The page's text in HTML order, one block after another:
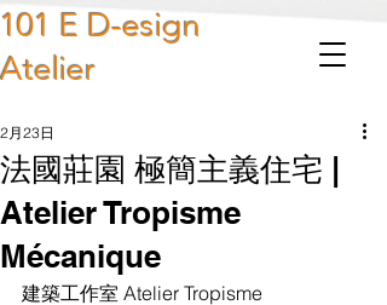
101 E D-esign
Atelier
法國莊園 極簡主義住宅 |
Atelier Tropisme
Mécanique
2月23日
建築工作室 Atelier Tropisme